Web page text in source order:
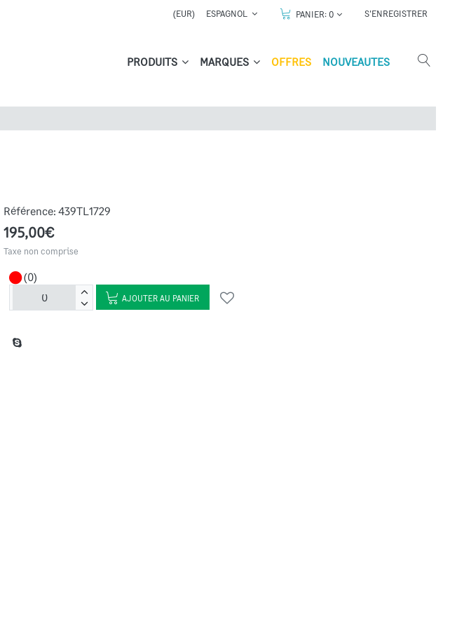
(EUR) ESPAGNOL PANIER:0 S'ENREGISTRER
PRODUITS MARQUES OFFRES NOUVEAUTES
Référence: 439TL1729
195,00€
Taxe non comprise
(0)
AJOUTER AU PANIER